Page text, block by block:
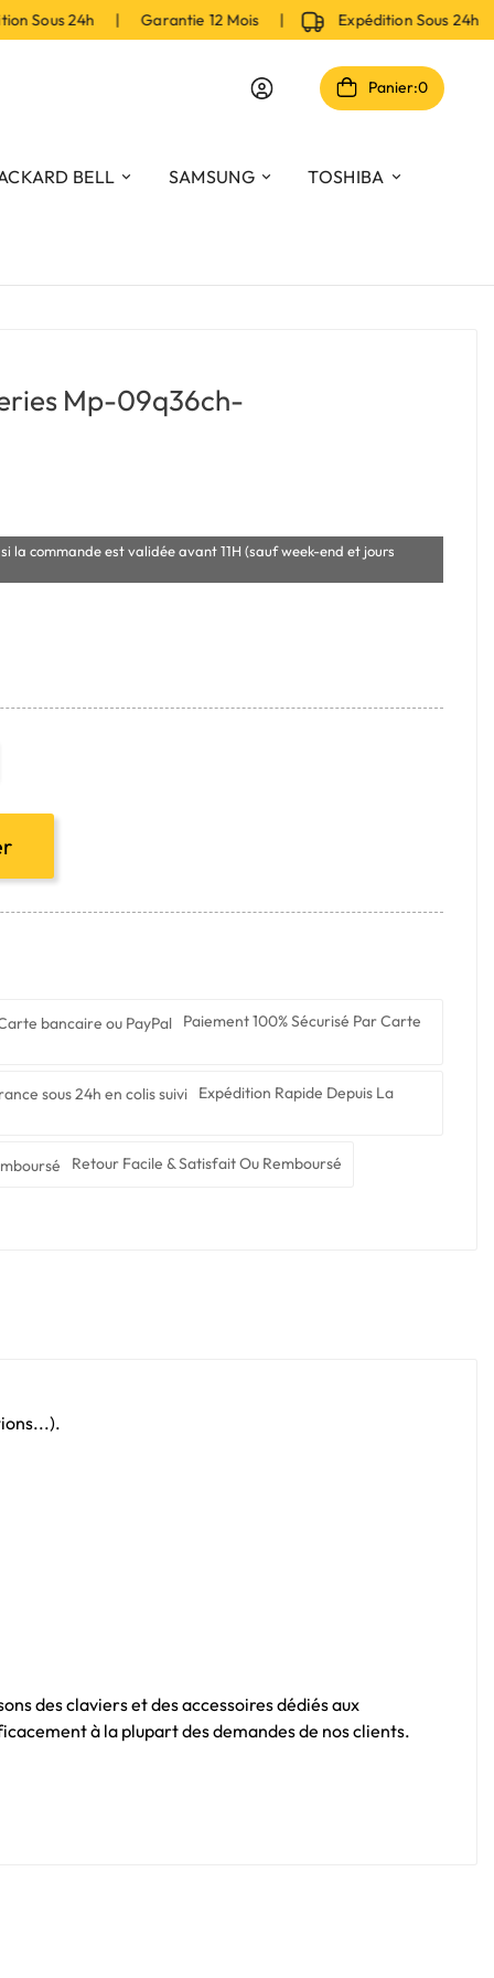
Sous 24h | Garantie 12 Mois | Expédition Sous 24h
Panier:0
BELL SAMSUNG TOSHIBA
Mp-09q36ch-
la commande est validée avant 11H (sauf week-end et jours
Paiement 100% Sécurisé Par Carte
Expédition Rapide Depuis La
Retour Facile & Satisfait Ou Remboursé
des claviers et des accessoires dédiés aux
à la plupart des demandes de nos clients.